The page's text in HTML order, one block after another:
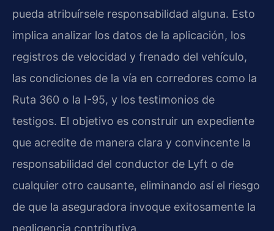
pueda atribuírsele responsabilidad alguna. Esto
implica analizar los datos de la aplicación, los
registros de velocidad y frenado del vehículo,
las condiciones de la vía en corredores como la
Ruta 360 o la I-95, y los testimonios de
testigos. El objetivo es construir un expediente
que acredite de manera clara y convincente la
responsabilidad del conductor de Lyft o de
cualquier otro causante, eliminando así el riesgo
de que la aseguradora invoque exitosamente la
negligencia contributiva.